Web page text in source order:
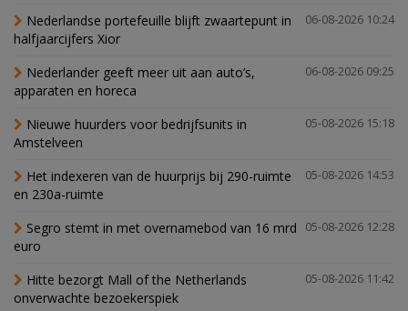
06-08-2026 10:24
Nederlandse portefeuille blijft zwaartepunt in
halfjaarcijfers Xior
06-08-2026 09:25
Nederlander geeft meer uit aan auto’s,
apparaten en horeca
05-08-2026 15:18
Nieuwe huurders voor bedrijfsunits in
Amstelveen
05-08-2026 14:53
Het indexeren van de huurprijs bij 290-ruimte
en 230a-ruimte
05-08-2026 12:28
Segro stemt in met overnamebod van 16 mrd
euro
05-08-2026 11:42
Hitte bezorgt Mall of the Netherlands
onverwachte bezoekerspiek